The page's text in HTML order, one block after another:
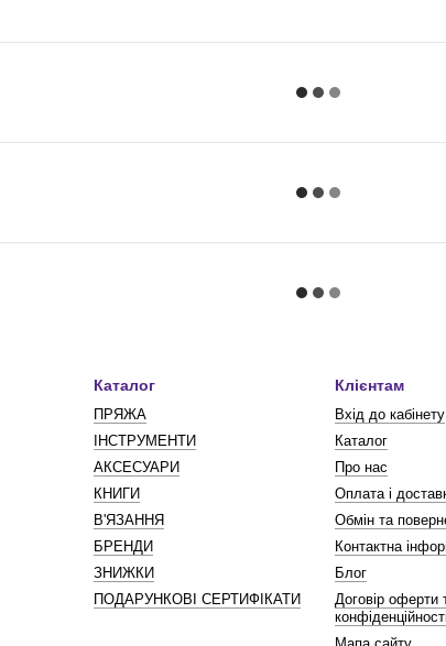
Каталог
ПРЯЖА
ІНСТРУМЕНТИ
АКСЕСУАРИ
КНИГИ
В'ЯЗАННЯ
БРЕНДИ
ЗНИЖКИ
ПОДАРУНКОВІ СЕРТИФІКАТИ
Клієнтам
Вхід до кабінету
Каталог
Про нас
Оплата і
Обмін та
Контактна
Блог
Договір оферти
конфіденційності